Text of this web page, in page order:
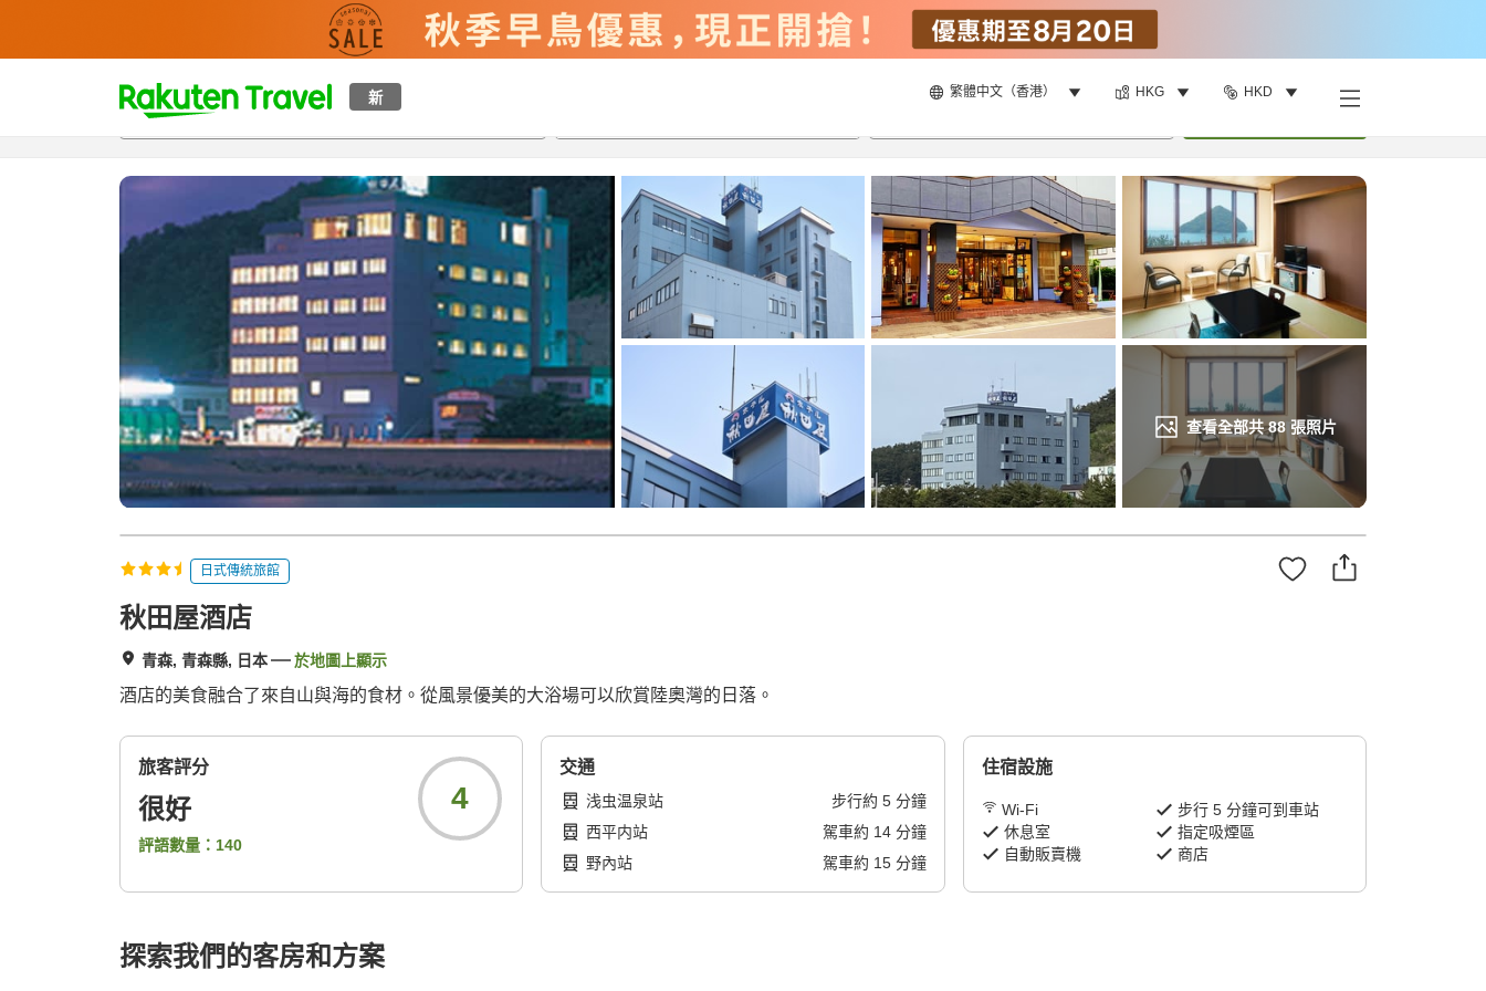
新 繁體中文（香港） HKG HKD
t
p
a
_
c
h
查看全部共88張照片
概覽房間及住宿方案 評價特色設施
日式傳統旅館
秋田屋酒店
青森, 青森縣, 日本 於地圖上顯示
酒店的美食融合了來自山與海的食材。從風景優美的大浴場可以欣賞陸奧灣的日落。
旅客評分
很好
評語數量： 140
4
交通
浅虫温泉站 步行約 5分鐘
西平内站
駕車約 14分鐘
野內站
駕車約 15分鐘
住宿設施
Wi-Fi
步行 5 分鐘可到車站
休息室
指定吸煙區
自動販賣機
商店
探索我們的客房和方案